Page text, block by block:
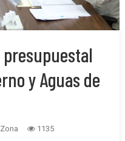
y Aguas de
1135